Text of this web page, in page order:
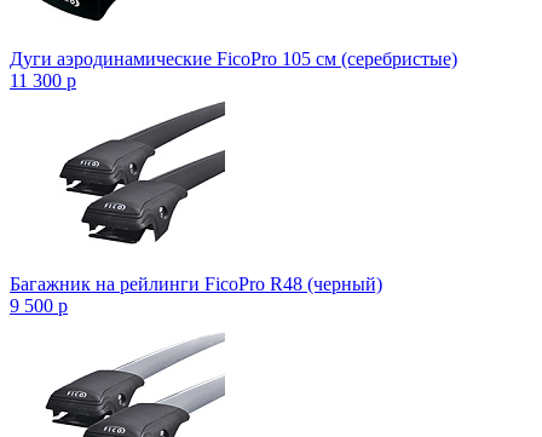
Дуги аэродинамические FicoPro 105 см (серебристые)
11 300 p
Багажник на рейлинги FicoPro R48 (черный)
9 500 p